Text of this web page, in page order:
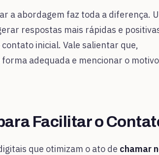
a abordagem faz toda a diferença.
respostas mais rápidas e
inicial. Vale salientar que,
adequada e mencionar o
Facilitar o
que otimizam o ato de chamar